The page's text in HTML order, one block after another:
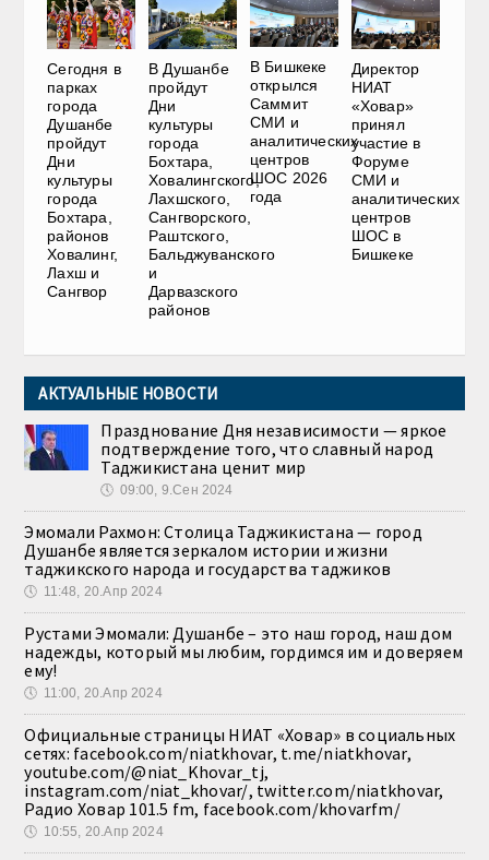
Сегодня в
парках
города
Душанбе
пройдут
Дни
культуры
города
Бохтара,
районов
Ховалинг,
Лахш и
Сангвор
В Душанбе
пройдут
Дни
культуры
города
Бохтара,
Ховалингского,
Лахшского,
Сангворского,
Раштского,
Бальджуванского
и
Дарвазского
районов
В Бишкеке
открылся
Саммит
СМИ и
аналитических
центров
ШОС 2026
года
Директор
НИАТ
«Ховар»
принял
участие в
Форуме
СМИ и
аналитических
центров
ШОС в
Бишкеке
АКТУАЛЬНЫЕ НОВОСТИ
Празднование Дня независимости — яркое
подтверждение того, что славный народ
Таджикистана ценит мир
🕔 09:00, 9.Сен 2024
Эмомали Рахмон: Столица Таджикистана — город
Душанбе является зеркалом истории и жизни
таджикского народа и государства таджиков
🕔 11:48, 20.Апр 2024
Рустами Эмомали: Душанбе – это наш город, наш дом
надежды, который мы любим, гордимся им и доверяем
ему!
🕔 11:00, 20.Апр 2024
Официальные страницы НИАТ «Ховар» в социальных
сетях: facebook.com/niatkhovar, t.me/niatkhovar,
youtube.com/@niat_Khovar_tj,
instagram.com/niat_khovar/, twitter.com/niatkhovar,
Радио Ховар 101.5 fm, facebook.com/khovarfm/
🕔 10:55, 20.Апр 2024